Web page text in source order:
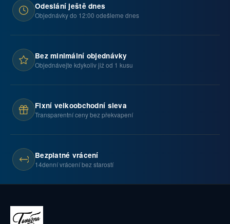
Odeslání ještě dnes
Objednávky do 12:00 odešleme dnes
Bez minimální objednávky
Objednávejte kdykoliv již od 1 kusu
Fixní velkoobchodní sleva
Transparentní ceny bez překvapení
Bezplatné vrácení
14denní vrácení bez starostí